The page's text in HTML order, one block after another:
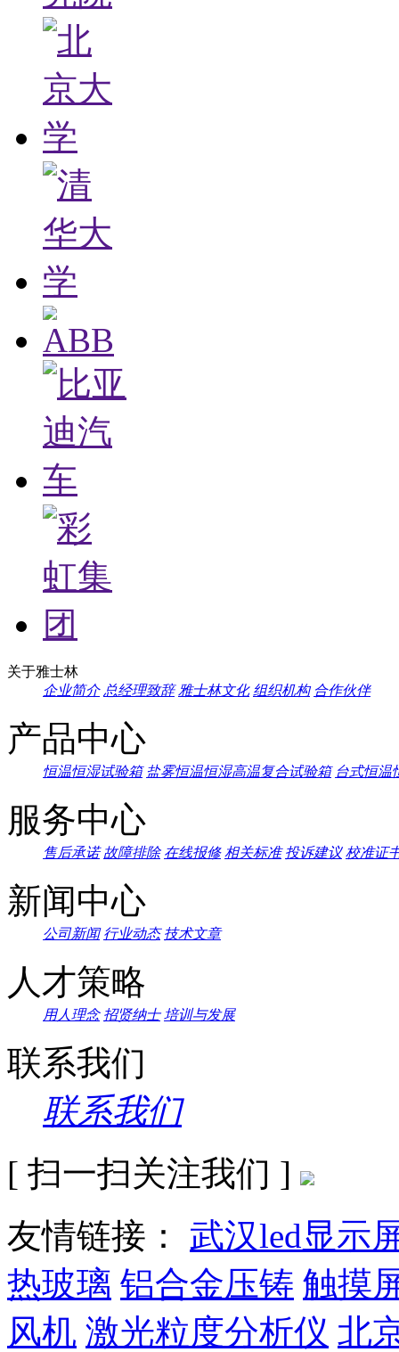
关于雅士林
企业简介 总经理致辞 雅士林文化 组织机构 合作伙伴
产品中心
恒温恒湿试验箱 盐雾恒温恒湿高温复合试验箱 台式恒温
服务中心
售后承诺 故障排除 在线报修 相关标准 投诉建议 校准证
新闻中心
公司新闻 行业动态 技术文章
人才策略
用人理念 招贤纳士 培训与发展
联系我们
联系我们
[ 扫一扫关注我们 ]
友情链接：
武汉led显示
热玻璃 铝合金压铸 触摸
风机 激光粒度分析仪 北